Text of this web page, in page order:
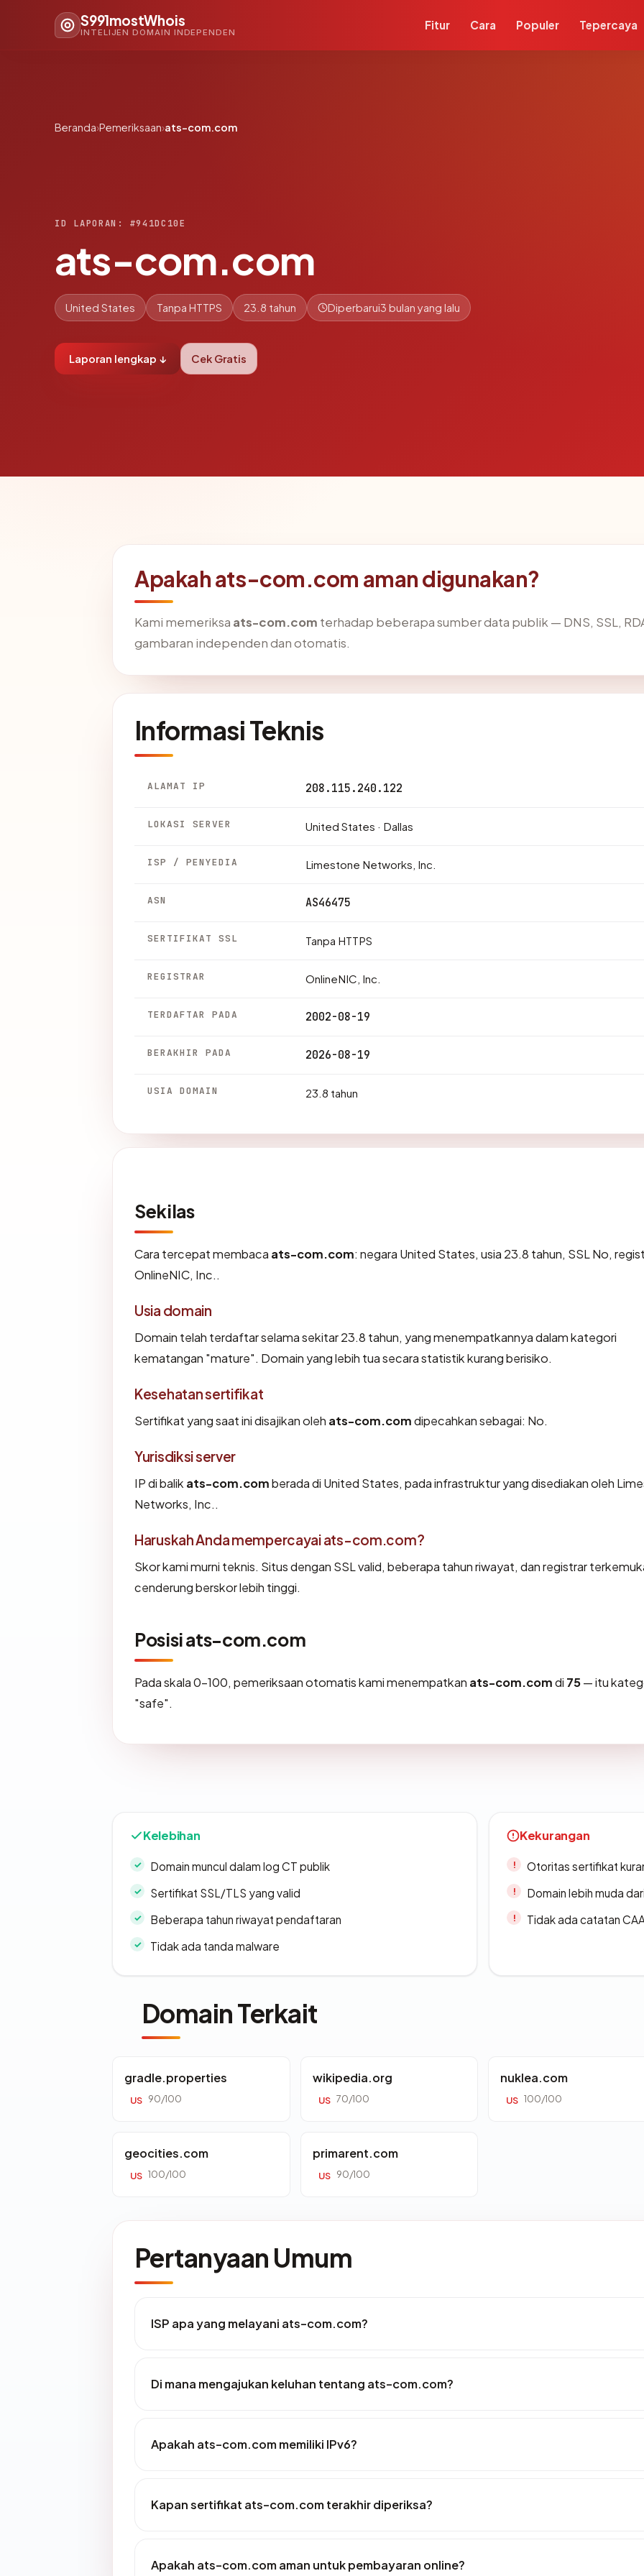
S991mostWhois
INTELIJEN DOMAIN INDEPENDEN
Fitur Cara Populer Tepercaya
Beranda›Pemeriksaan›ats-com.com
ID LAPORAN: #941DC10E
ats-com.com
United States Tanpa HTTPS 23.8 tahun Diperbarui3 bulan yang lalu
Laporan lengkap ↓ Cek Gratis
Apakah ats-com.com aman digunakan?
Kami memeriksa ats-com.com terhadap beberapa sumber data publik — DNS, SSL,
gambaran independen dan otomatis.
Informasi Teknis
ALAMAT IP 208.115.240.122
LOKASI SERVER United States · Dallas
ISP / PENYEDIA Limestone Networks, Inc.
ASN AS46475
SERTIFIKAT SSL Tanpa HTTPS
REGISTRAR OnlineNIC, Inc.
TERDAFTAR PADA 2002-08-19
BERAKHIR PADA 2026-08-19
USIA DOMAIN 23.8 tahun
Sekilas
Cara tercepat membaca ats-com.com: negara United States, usia 23.8 tahun, SSL No,
OnlineNIC, Inc..
Usia domain
Domain telah terdaftar selama sekitar 23.8 tahun, yang menempatkannya dalam kategori
kematangan "mature". Domain yang lebih tua secara statistik kurang berisiko.
Kesehatan sertifikat
Sertifikat yang saat ini disajikan oleh ats-com.comdipecahkan sebagai: No.
Yurisdiksi server
IP di balik ats-com.comberada di United States, pada infrastruktur yang disediakan oleh
Networks, Inc..
Haruskah Anda mempercayai ats-com.com?
Skor kami murni teknis. Situs dengan SSL valid, beberapa tahun riwayat, dan registrar
cenderung berskor lebih tinggi.
Posisi ats-com.com
Pada skala 0-100, pemeriksaan otomatis kami menempatkan ats-com.comdi 75— itu
"safe".
Kelebihan
Domain muncul dalam log CT publik
Sertifikat SSL/TLS yang valid
Beberapa tahun riwayat pendaftaran
Tidak ada tanda malware
Kekurangan
Otoritas sertifikat
Domain lebih muda
Tidak ada catatan
Domain Terkait
gradle.properties
US 90/100
wikipedia.org
US 70/100
nuklea.com
US 100/100
geocities.com
US 100/100
primarent.com
US 90/100
Pertanyaan Umum
ISP apa yang melayani ats-com.com?
Di mana mengajukan keluhan tentang ats-com.com?
Apakah ats-com.com memiliki IPv6?
Kapan sertifikat ats-com.com terakhir diperiksa?
Apakah ats-com.com aman untuk pembayaran online?